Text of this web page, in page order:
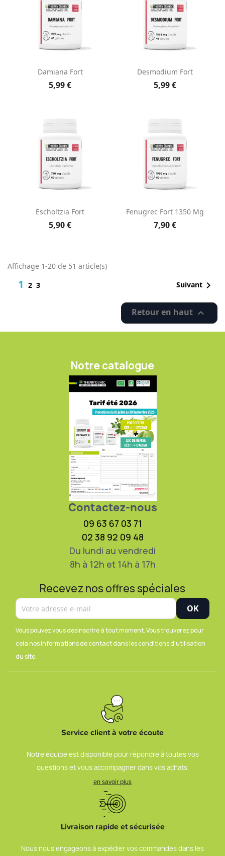
Damiana Fort
5,99 €
Desmodium Fort
5,99 €
Escholtzia Fort
5,90 €
Fenugrec Fort 1350 Mg
7,90 €
Affichage 1-20 de 51 article(s)
1 2 3 Suivant 
Retour en haut 
Notre catalogue
Contactez-nous
09 63 67 03 71
02 38 92 09 48
Du lundi au vendredi
8h à 12h et 14h à 17h
Recevez nos offres spéciales
Vous pouvez vous désinscrire à tout moment. Vous trouverez pour
cela nos informations de contact dans les conditions d'utilisation
du site.
Service client à votre écoute
Notre équipe est disponible pour répondre à toutes vos
questions et vous accompagner dans vos achats.
en savoir plus
Livraison rapide et sécurisée
Nous nous engageons à expédier vos commandes dans les